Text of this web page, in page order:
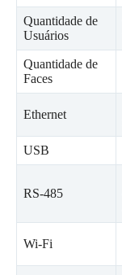
Quantidade de
Usuários
Quantidade de
Faces
Ethernet
USB
RS-485
Wi-Fi